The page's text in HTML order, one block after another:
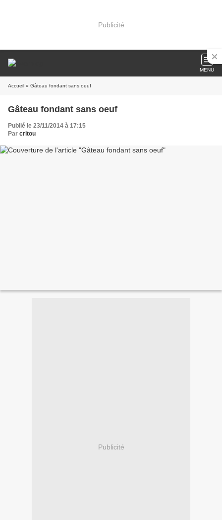
Publicité
MENU
Accueil » Gâteau fondant sans oeuf
Gâteau fondant sans oeuf
Publié le 23/11/2014 à 17:15
Par critou
Publicité